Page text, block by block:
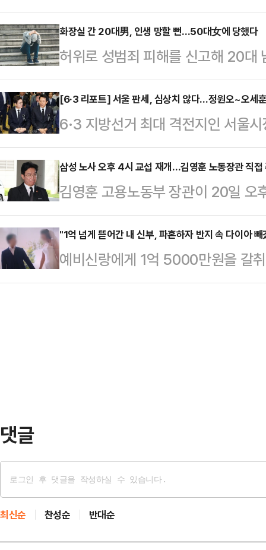
이익을 적자 사업부까지 어느 수준
으로 나타났다. 노조는 사측의 의사
하고 있지만, 삼성전자 측은 "사실
구가 협상 결렬의 결정적 원인이
전자 노사는 지난 18일부터 중앙노
갔지만 끝내 최종 합의에 실패했다
간 총파업에 돌입하겠…
화장실 간 20대男, 인생 망할 뻔…50대女에 당했다
허위로 성범죄 피해를 신고해 20
형의 집행유예를 선고받았다.12일
현권 판사는 무고 혐의로 기소된
1년을 선고했다.A씨는 고의가 없었
나 재판부는 이를 받아들이지 않았
른 남성의 행동이 거짓일 수 있다는
보여 무고의 고의가 인정된다"고
칫 피무고자가 중대한 처…
[6·3 리포트] 서울 판세, 심상치 않다…정원오~오세
6·3 지방선거 최대 격전지인 서울
나온다. '대세론'을 등에 업은 정원
당초 관측이 흔들리고 있기 때문이
과거 논란이 잡으면서, 오세훈 국민
는 것이다. 다만 전문가들은 가능성
다.20일 중앙선거관리위원회에 따
앞으로 다가왔다. 특히 오는 21일
지방선거 승리를 위…
삼성 노사 오후 4시 교섭 재개…김영훈 노동장관 직접
김영훈 고용노동부 장관이 20일 오
사 자율교섭을 직접 주재한다. 2차
대화 테이블이다.이번 교섭은 중앙
열리는 만큼 중노위 조정안을 제시
율적으로 합의에 이르는 것이 목표
"1억 넘게 뜯어간 내 신부, 파혼하자 반지 속 다이아
예비신랑에게 1억 5000만원을 갈
까지 돈을 주고 섭외했다는 충격적
댓글
최신순 찬성순 반대순